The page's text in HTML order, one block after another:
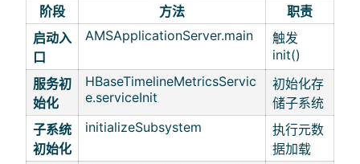
阶段 方法
职责
启动入
口
AMSApplicationServer.main
触发
init()
服务初
始化
HBaseTimelineMetricsServic
e.serviceInit
初始化存
储子系统
子系统
初始化
initializeSubsystem
执行元数
据加载